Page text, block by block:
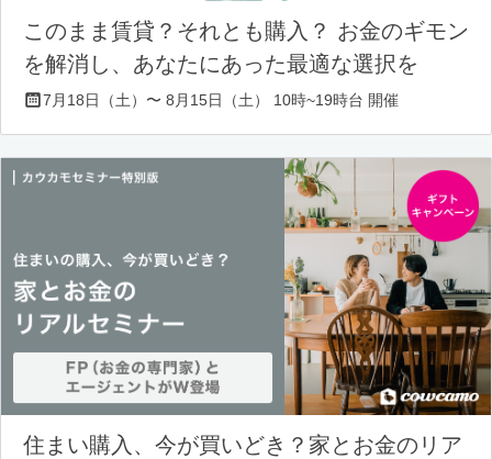
このまま賃貸？それとも購入？ お金のギモン
を解消し、あなたにあった最適な選択を
7月18日（土）〜 8月15日（土） 10時~19時台 開催
住まい購入、今が買いどき？家とお金のリア